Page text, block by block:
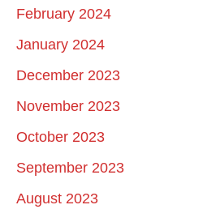
February 2024
January 2024
December 2023
November 2023
October 2023
September 2023
August 2023